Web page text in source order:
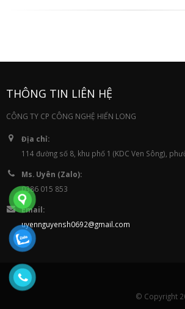
THÔNG TIN LIÊN HỆ
CÔNG TY CP CÔNG NGHỆ HIỂN LONG
Địa chỉ:
114 đường số 8, khu phố 1 (KDC Ven Sông),
Ms. Uyên (Zalo):
0386 015 853
Email:
uyennguyensh0692@gmail.com
© Copyright